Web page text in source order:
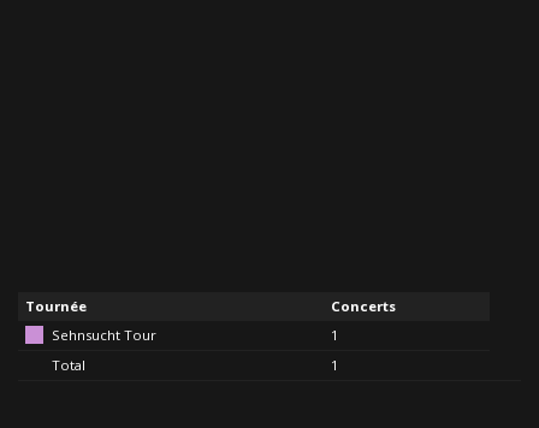
Tournée
Concerts
Sehnsucht Tour
1
Total
1